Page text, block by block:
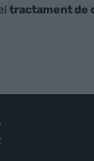
tractament de